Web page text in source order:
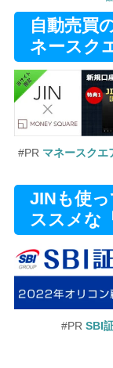
自動売買
ネースク
#PR マネースクエ
JINも使
ススメな
#PR SBI